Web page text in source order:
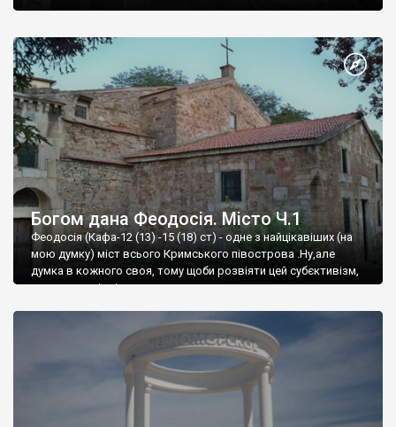
Богом дана Феодосія. Місто Ч.1
Феодосія (Кафа-12 (13) -15 (18) ст) - одне з найцікавіших (на
мою думку) міст всього Кримського півострова .Ну,але
думка в кожного своя, тому щоби розвіяти цей субєктивізм,
запрошую відвідати це